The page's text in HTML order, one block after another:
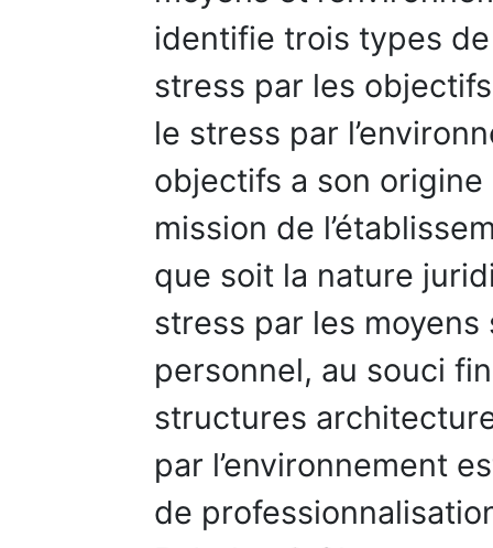
identifie trois types
stress par les
le stress par
objectifs a son
mission de
que soit la nature
stress par les
personnel, au souci
structures
par l’environnement
de